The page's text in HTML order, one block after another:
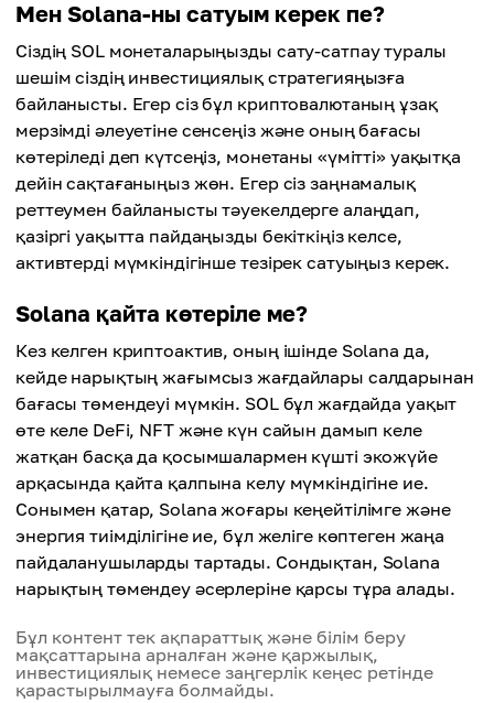
Мен Solana-ны сатуым керек пе?
Сіздің SOL монеталарыңызды сату-сатпау туралы
шешім сіздің инвестициялық стратегияңызға
байланысты. Егер сіз бұл криптовалютаның ұзақ
мерзімді әлеуетіне сенсеңіз және оның бағасы
көтеріледі деп күтсеңіз, монетаны «үмітті» уақытқа
дейін сақтағаныңыз жөн. Егер сіз заңнамалық
реттеумен байланысты тәуекелдерге алаңдап,
қазіргі уақытта пайдаңызды бекіткіңіз келсе,
активтерді мүмкіндігінше тезірек сатуыңыз керек.
Solana қайта көтеріле ме?
Кез келген криптоактив, оның ішінде Solana да,
кейде нарықтың жағымсыз жағдайлары салдарынан
бағасы төмендеуі мүмкін. SOL бұл жағдайда уақыт
өте келе DeFi, NFT және күн сайын дамып келе
жатқан басқа да қосымшалармен күшті экожүйе
арқасында қайта қалпына келу мүмкіндігіне ие.
Сонымен қатар, Solana жоғары кеңейтілімге және
энергия тиімділігіне ие, бұл желіге көптеген жаңа
пайдаланушыларды тартады. Сондықтан, Solana
нарықтың төмендеу әсерлеріне қарсы тұра алады.
Бұл контент тек ақпараттық және білім беру
мақсаттарына арналған және қаржылық,
инвестициялық немесе заңгерлік кеңес ретінде
қарастырылмауға болмайды.